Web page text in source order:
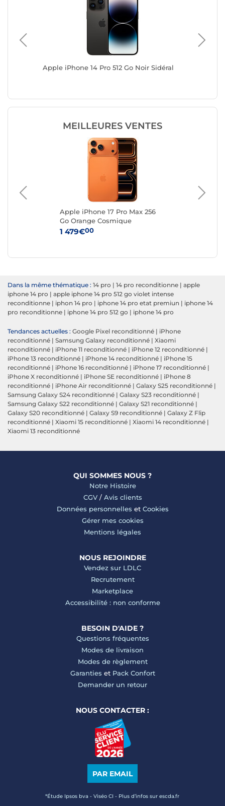
Apple iPhone 14 Pro 512 Go Noir Sidéral
MEILLEURES VENTES
Apple iPhone 17 Pro Max 256
Go Orange Cosmique
1 479€00
Dans la même thématique : 14 pro | 14 pro reconditionne | apple
iphone 14 pro | apple iphone 14 pro 512 go violet intense
reconditionne | iphon 14 pro | iphone 14 pro etat premiun | iphone 14
pro reconditionne | iphone 14 pro 512 go | iphone 14 pro
Tendances actuelles : Google Pixel reconditionné | iPhone
reconditionné | Samsung Galaxy reconditionné | Xiaomi
reconditionné | iPhone 11 reconditionné | iPhone 12 reconditionné |
iPhone 13 reconditionné | iPhone 14 reconditionné | iPhone 15
reconditionné | iPhone 16 reconditionné | iPhone 17 reconditionné |
iPhone X reconditionné | iPhone SE reconditionné | iPhone 8
reconditionné | iPhone Air reconditionné | Galaxy S25 reconditionné |
Samsung Galaxy S24 reconditionné | Galaxy S23 reconditionné |
Samsung Galaxy S22 reconditionné | Galaxy S21 reconditionné |
Galaxy S20 reconditionné | Galaxy S9 reconditionné | Galaxy Z Flip
reconditionné | Xiaomi 15 reconditionné | Xiaomi 14 reconditionné |
Xiaomi 13 reconditionné
QUI SOMMES NOUS ?
Notre Histoire
CGV/ Avis clients
Données personnelles et Cookies
Gérer mes cookies
Mentions légales
NOUS REJOINDRE
Vendez sur LDLC
Recrutement
Marketplace
Accessibilité : non conforme
BESOIN D'AIDE ?
Questions fréquentes
Modes de livraison
Modes de règlement
Garanties et Pack Confort
Demander un retour
NOUS CONTACTER :
PAR EMAIL
*Étude Ipsos bva - Viséo CI - Plus d’infos sur escda.fr